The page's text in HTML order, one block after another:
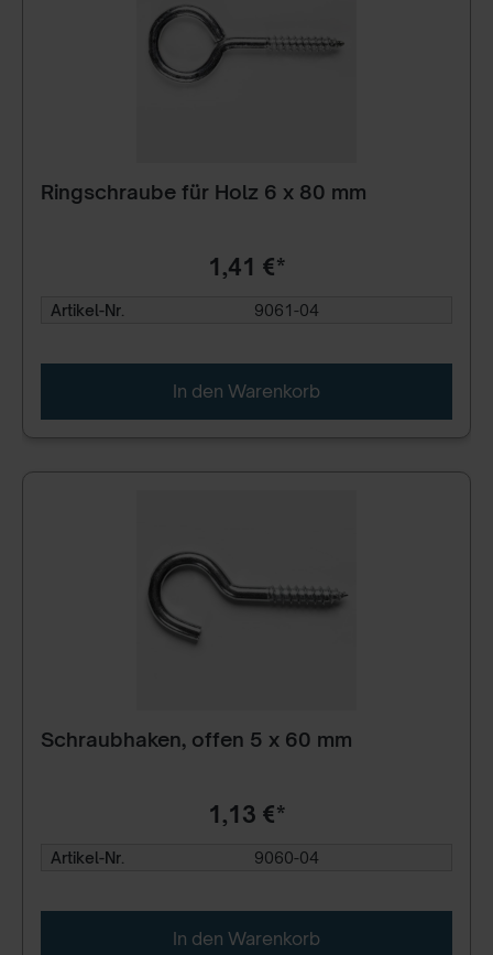
Ringschraube für Holz 6 x 80 mm
1,41 €*
Artikel-Nr. 9061-04
In den Warenkorb
Schraubhaken, offen 5 x 60 mm
1,13 €*
Artikel-Nr. 9060-04
In den Warenkorb